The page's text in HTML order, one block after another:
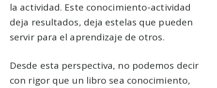
la actividad. Este conocimiento-actividad
deja resultados, deja estelas que pueden
servir para el aprendizaje de otros.
Desde esta perspectiva, no podemos decir
con rigor que un libro sea conocimiento,